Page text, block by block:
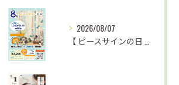
2026/08/07
【 ピースサインの日 お知らせ⋆͛📢⋆ 】